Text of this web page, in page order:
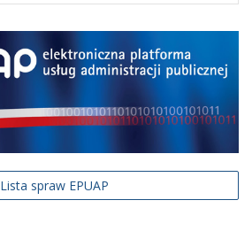
Lista spraw EPUAP